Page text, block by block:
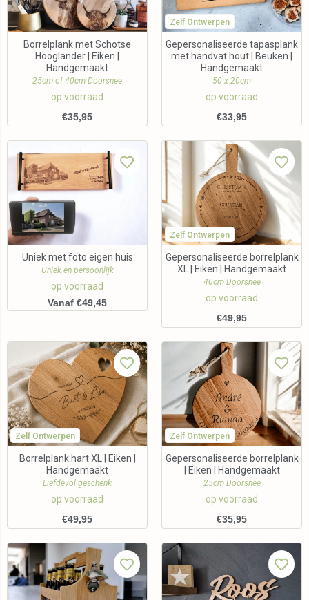
Borrelplank met Schotse
Hooglander | Eiken |
Handgemaakt
25cm of 40cm Doorsnee
op voorraad
€35,95
Zelf Ontwerpen
Gepersonaliseerde tapasplank
met handvat hout | Beuken |
Handgemaakt
50 x 20cm
op voorraad
€33,95
Uniek met foto eigen huis
Uniek en persoonlijk
op voorraad
Vanaf €49,45
Zelf Ontwerpen
Gepersonaliseerde borrelplank
XL | Eiken | Handgemaakt
40cm Doorsnee
op voorraad
€49,95
Zelf Ontwerpen
Borrelplank hart XL | Eiken |
Handgemaakt
Liefdevol geschenk
op voorraad
€49,95
Zelf Ontwerpen
Gepersonaliseerde borrelplank
| Eiken | Handgemaakt
25cm Doorsnee
op voorraad
€35,95